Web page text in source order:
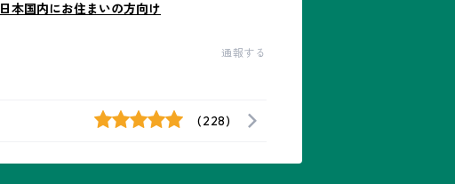
日本国内にお住まいの方向け
通報する
(228)